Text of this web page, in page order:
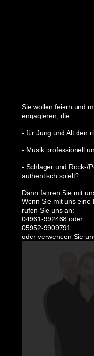
Sie wollen feiern und
engagieren, die
- für Jung und Alt den
- Musik professionell
- Schlager und Rock-/
authentisch spielt?
Dann fahren Sie mit
Wenn Sie mit uns eine
rufen Sie uns an:
04961-992468 oder
05952-9909791
oder verwenden Sie